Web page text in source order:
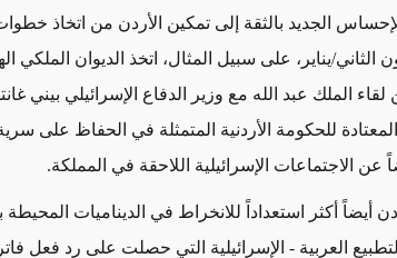
كانون الثاني/يناير، على سبيل المثال، اتخذ الديوان
لقاء الملك عبد الله مع وزير الدفاع الإسرائيلي
للحكومة الأردنية المتمثلة في الحفاظ على
عن الاجتماعات الإسرائيلية اللاحقة في المملكة.
أيضاً أكثر استعداداً للانخراط في الديناميات المحيطة
العربية - الإسرائيلية التي حصلت على رد فعل